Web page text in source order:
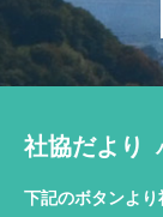
社協だより
下記のボタンよ